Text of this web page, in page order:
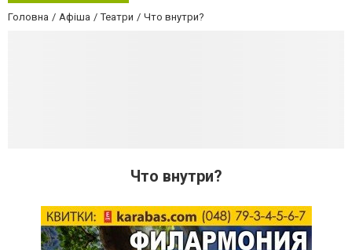
Головна Афіша Театри Что внутри?
Что внутри?